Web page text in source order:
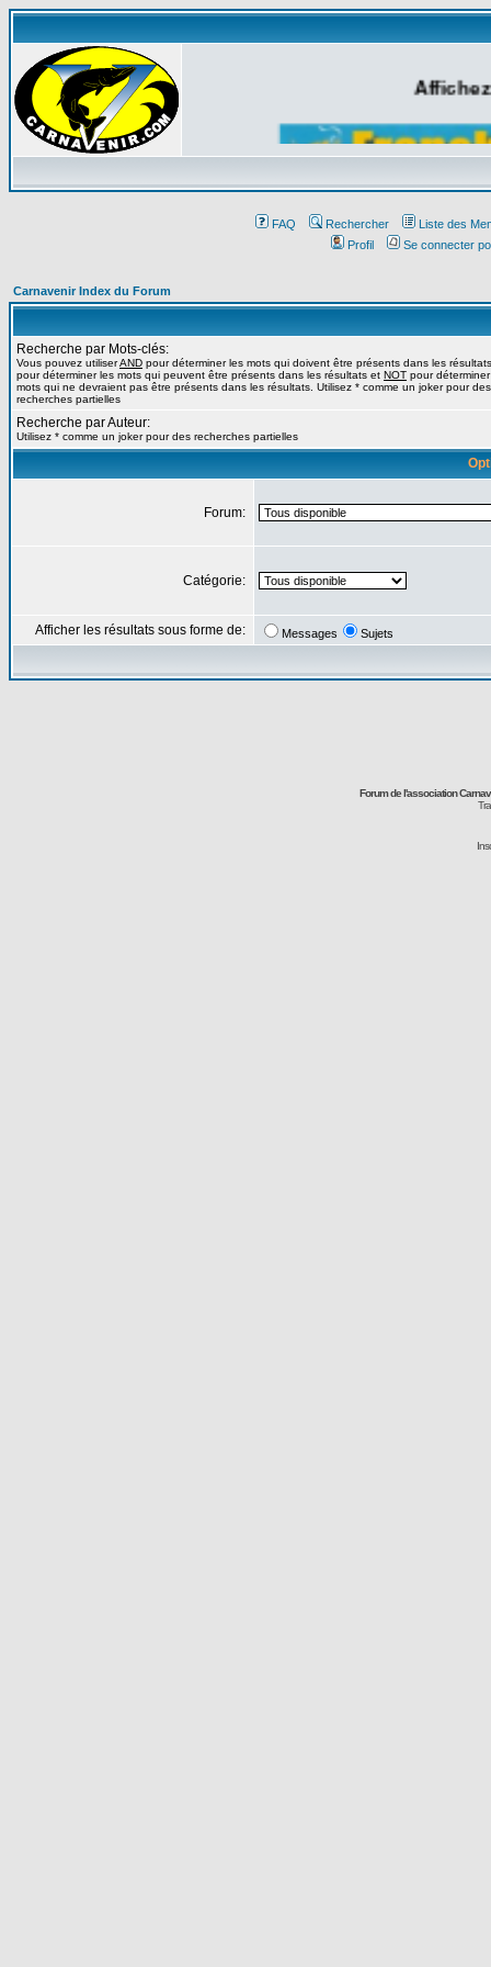
FAQ Rechercher
Liste des
Profil
Se connecter
Carnavenir Index du Forum
Recherche par Mots-clés:
Vous pouvez utiliserAND pour déterminer les mots qui doivent être présents dans les
pour déterminer les mots qui peuvent être présents dans les résultats et NOT pour
mots qui ne devraient pas être présents dans les résultats. Utilisez * comme un joker pour des
recherches partielles
Recherche par Auteur:
Utilisez * comme un joker pour des recherches partielles
Forum:
Catégorie:
Afficher les résultats sous forme de: Messages Sujets
Forum de l'association